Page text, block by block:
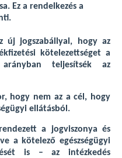
Ez a rendelkezés a
új jogszabállyal, hogy az
kötelezettséget a
teljesítsék az
hogy nem az a cél, hogy
ellátásból.
a jogviszonya és
a kötelező egészségügyi
is – az intézkedés